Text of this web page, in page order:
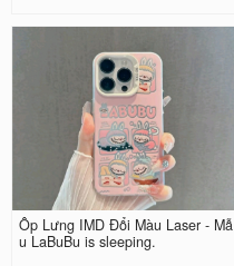
Ốp Lưng IMD Đổi Màu Laser - Mẫ
u LaBuBu is sleeping.